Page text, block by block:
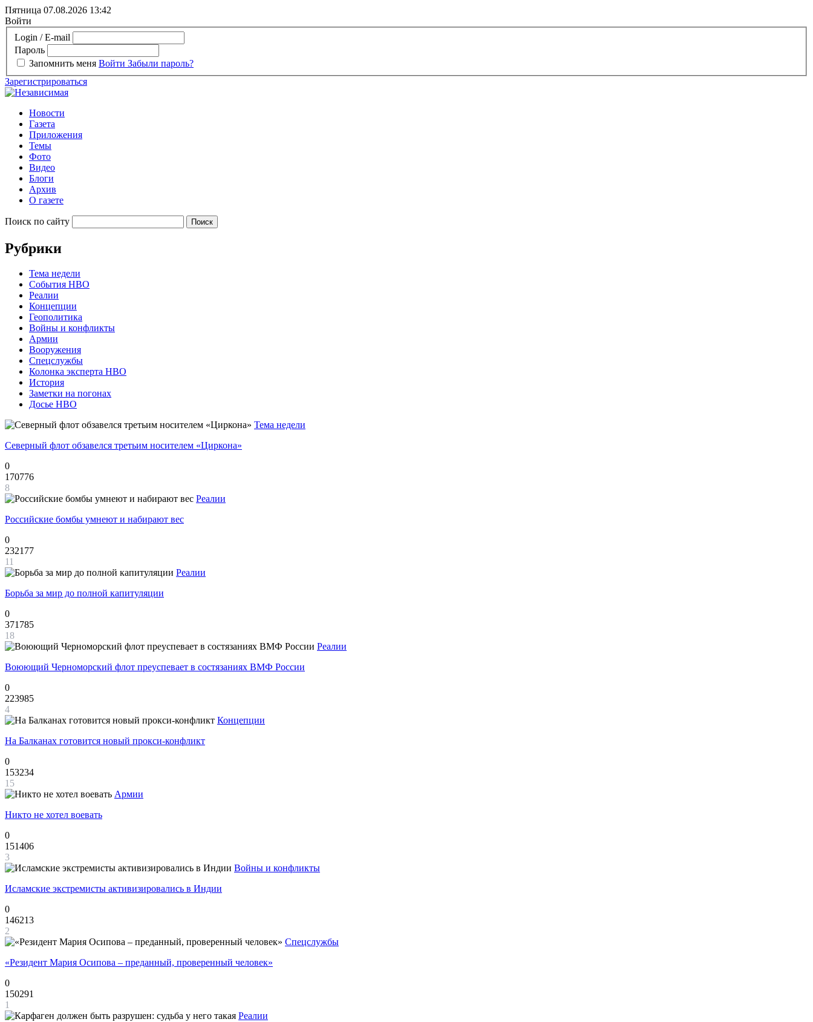
Пятница 07.08.2026 13:42
Войти
Login / E-mail
Пароль
Запомнить меня Войти Забыли пароль?
Зарегистрироваться
Новости
Газета
Приложения
Темы
Фото
Видео
Блоги
Архив
О газете
Поиск по сайту
Рубрики
Тема недели
События НВО
Реалии
Концепции
Геополитика
Войны и конфликты
Армии
Вооружения
Спецслужбы
Колонка эксперта НВО
История
Заметки на погонах
Досье НВО
Тема недели
Северный флот обзавелся третьим носителем «Циркона»
0
170776
8
Реалии
Российские бомбы умнеют и набирают вес
0
232177
11
Реалии
Борьба за мир до полной капитуляции
0
371785
18
Реалии
Воюющий Черноморский флот преуспевает в состязаниях ВМФ России
0
223985
4
Концепции
На Балканах готовится новый прокси-конфликт
0
153234
15
Армии
Никто не хотел воевать
0
151406
3
Войны и конфликты
Исламские экстремисты активизировались в Индии
0
146213
2
Спецслужбы
«Резидент Мария Осипова – преданный, проверенный человек»
0
150291
1
Реалии